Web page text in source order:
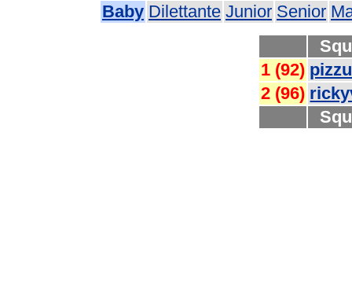
Baby Dilettante Junior Senior
1 (92)
2 (96)